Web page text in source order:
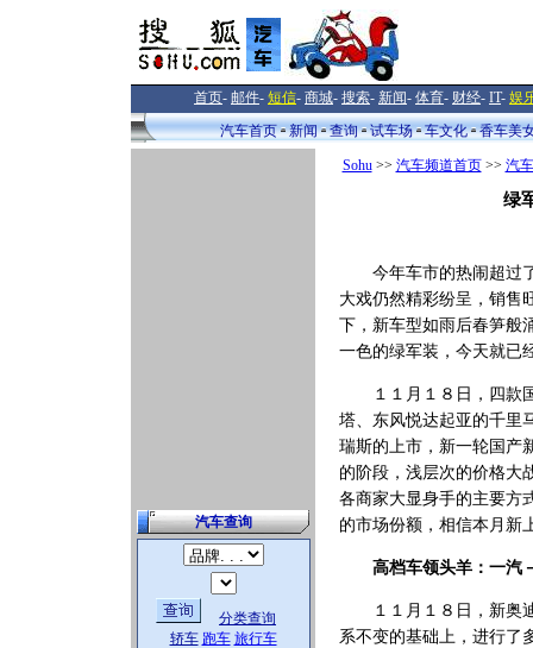
首页- 邮件- 短信- 商城- 搜索- 新闻- 体育- 财经- IT- 娱
汽车首页
新闻 查询 试车场 车文化 香车美
汽车查询
分类查询
轿车 跑车 旅行车
Sohu>> 汽车频道首页>> 汽
绿
今年车市的热闹超过了
大戏仍然精彩纷呈，销售
下，新车型如雨后春笋般
一色的绿军装，今天就已
１１月１８日，四款国
塔、东风悦达起亚的千里
瑞斯的上市，新一轮国产
的阶段，浅层次的价格大
各商家大显身手的主要方
的市场份额，相信本月新
高档车领头羊：一汽
１１月１８日，新奥迪
系不变的基础上，进行了